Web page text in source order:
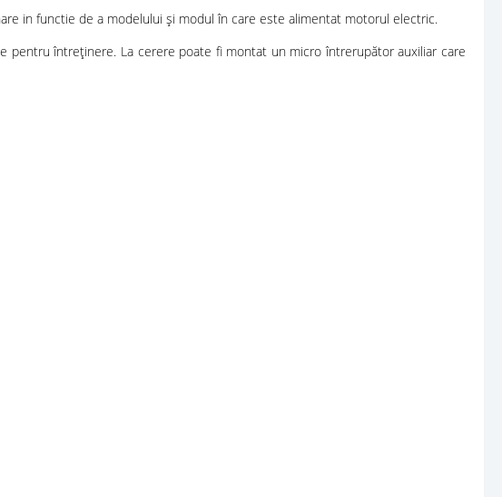
in functie de a modelului și modul în care este alimentat motorul electric.
întreținere. La cerere poate fi montat un micro întrerupător auxiliar care